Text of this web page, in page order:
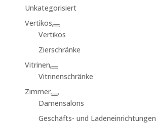
Unkategorisiert
Vertikos
Vertikos
Zierschränke
Vitrinen
Vitrinenschränke
Zimmer
Damensalons
Geschäfts- und Ladeneinrichtungen